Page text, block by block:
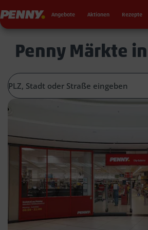
Penny Angebote Aktionen Rezepte
Penny Märkte